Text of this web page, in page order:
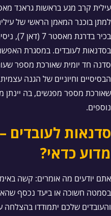
עילית קרב מגע בראשות גראנד
למתן בוכנר המאמן הראשי של
בכיר
בסדנאות לעובדים. במסגרת
סדנה חד יומית שאורכת מספר
הבסיסיים וחיוניים של הגנה
שאורכת מספר מפגשים, בה יינתן
נוספים.
סדנאות לעובדים
מדוע כדאי?
אתם יודעים מה אומרים: קשה
בסמטה חשוכה או ביעד נכסף
והעובדים שלכם יתמודדו